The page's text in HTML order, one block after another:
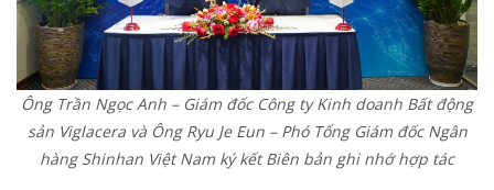
Ông Trần Ngọc Anh – Giám đốc Công ty Kinh doanh Bất động
sản Viglacera và Ông Ryu Je Eun – Phó Tổng Giám đốc Ngân
hàng Shinhan Việt Nam ký kết Biên bản ghi nhớ hợp tác